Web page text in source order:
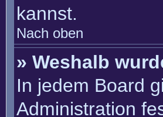
kannst.
Nach oben
» Weshalb
In jedem Board
Administration